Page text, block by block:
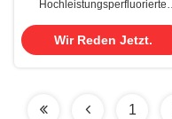
Hochleistungsperfluorierte
Novec 7500 CAS 297730-93-9
Wir Reden Jetzt.
1